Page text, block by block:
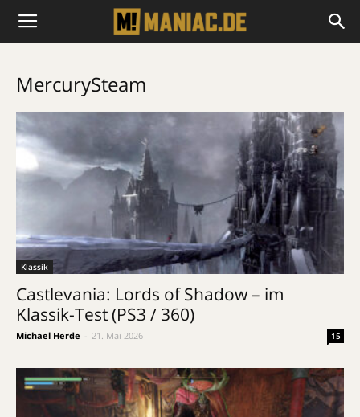
MercurySteam
Klassik
Castlevania: Lords of Shadow – im
Klassik-Test (PS3 / 360)
Michael Herde 21. Mai 2026 15